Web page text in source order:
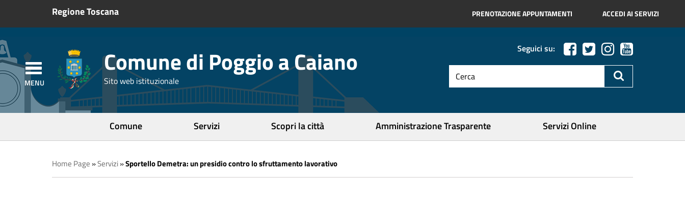
Regione Toscana PRENOTAZIONE APPUNTAMENTI ACCEDI AI SERVIZI
Comune di Poggio a Caiano
Sito web istituzionale
Seguici su:
testo
da
Comune Servizi Scopri la città Amministrazione Trasparente Servizi Online
Home Page »Servizi»Sportello Demetra: un presidio contro lo sfruttamento lavorativo